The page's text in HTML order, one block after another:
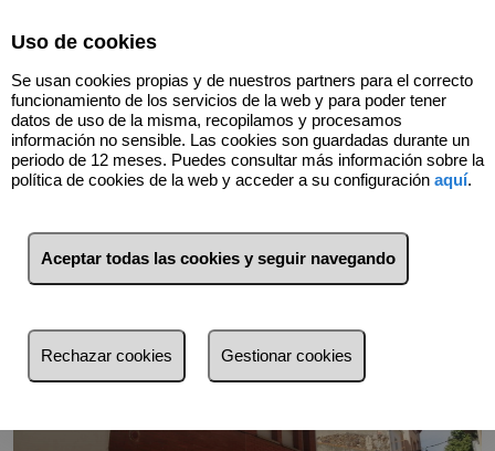
Volver
Uso de cookies
Se usan cookies propias y de nuestros partners para el correcto
funcionamiento de los servicios de la web y para poder tener
datos de uso de la misma, recopilamos y procesamos
información no sensible. Las cookies son guardadas durante un
periodo de 12 meses. Puedes consultar más información sobre la
política de cookies de la web y acceder a su configuración aquí.
Aceptar todas las cookies y seguir navegando
Rechazar cookies Gestionar cookies